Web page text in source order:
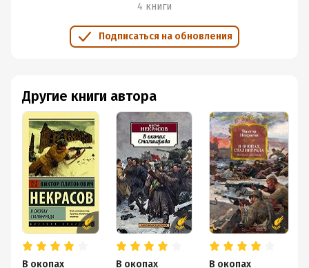
4 книги
Подписаться на обновления
Другие книги автора
В окопах
В окопах
В окопах